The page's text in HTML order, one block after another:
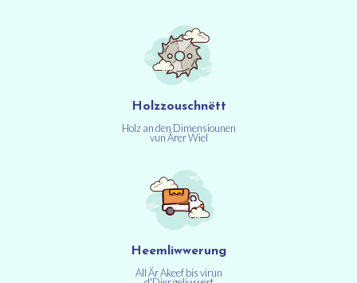
Holzzouschnëtt
Holz an den Dimensiounen
vun Ärer Wiel
Heemliwwerung
All Är Akeef bis virun